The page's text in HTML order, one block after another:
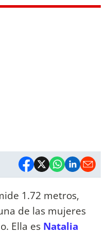
1.72 metros,
de las mujeres
Ella es Natalia